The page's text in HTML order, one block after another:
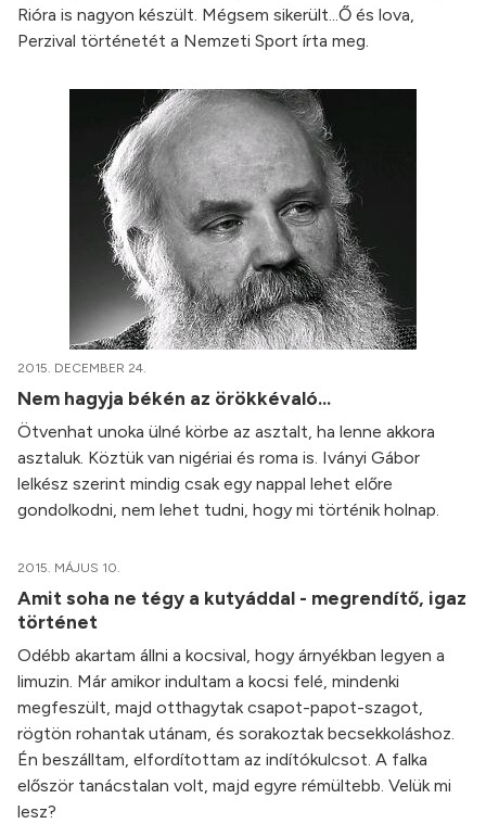
Rióra is nagyon készült. Mégsem sikerült...Ő és lova,
Perzival történetét a Nemzeti Sport írta meg.
2015. DECEMBER 24.
Nem hagyja békén az örökkévaló...
Ötvenhat unoka ülné körbe az asztalt, ha lenne akkora
asztaluk. Köztük van nigériai és roma is. Iványi Gábor
lelkész szerint mindig csak egy nappal lehet előre
gondolkodni, nem lehet tudni, hogy mi történik holnap.
2015. MÁJUS 10.
Amit soha ne tégy a kutyáddal - megrendítő, igaz
történet
Odébb akartam állni a kocsival, hogy árnyékban legyen a
limuzin. Már amikor indultam a kocsi felé, mindenki
megfeszült, majd otthagytak csapot-papot-szagot,
rögtön rohantak utánam, és sorakoztak becsekkoláshoz.
Én beszálltam, elfordítottam az indítókulcsot. A falka
először tanácstalan volt, majd egyre rémültebb. Velük mi
lesz?